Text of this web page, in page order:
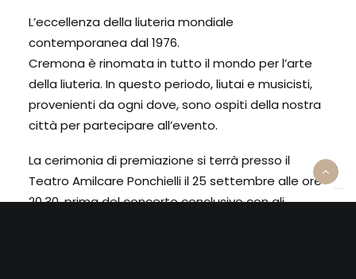
L’eccellenza della liuteria mondiale
contemporanea dal 1976.
Cremona è rinomata in tutto il mondo per l’arte
della liuteria. In questo periodo, liutai e musicisti,
provenienti da ogni dove, sono ospiti della nostra
città per partecipare all’evento.
La cerimonia di premiazione si terrà presso il
Teatro Amilcare Ponchielli il 25 settembre alle ore
20.30, prima del concerto conclusivo con gli